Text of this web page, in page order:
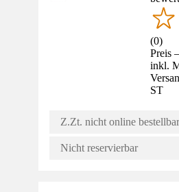
(0)
Preis
inkl.
ST
Z.Zt. nicht online bestellbar
Nicht reservierbar